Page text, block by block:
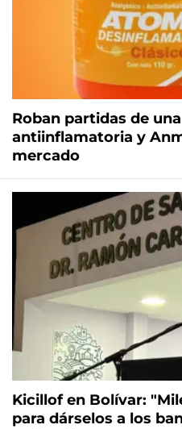
Roban partidas de
antiinflamatoria y
mercado
Kicillof en Bolívar:
para dárselos a los